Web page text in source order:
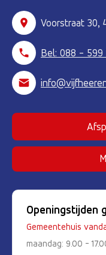
Voorstraat 30,
Bel: 088 - 599
Openingstijden
Gemeentehuis
maandag: 9.00 -